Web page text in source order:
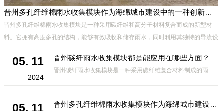
晋州多孔纤维棉雨水收集模块作为海绵城市建设中的一种创新材料
晋州多孔纤维棉雨水收集模块是一种采用碳纤维和高分子材料复合而成的新型材
料。它拥有高度多孔的结构，能够有效吸收和储存雨水，同时利用其独特的导流设
05. 11
2024
晋州碳纤雨水收集模块都是能应用在哪些方面？
晋州碳纤雨水收集模块是一种采用碳纤维复合材料制成的雨水收集装置，具有*、环保、可持续等诸多优点。这种模块的设计独特，结构轻巧且强度高，耐腐蚀，能够在各种环境条件下稳定运行。其广泛的应用领域不仅体现在城市规
05. 11 晋州多孔纤维棉雨水收集模块作为海绵城市建设中的一种创新材料